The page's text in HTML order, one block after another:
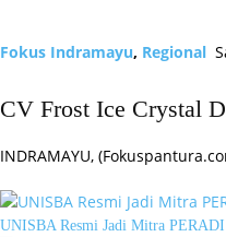
Fokus Indramayu, Regional
CV Frost Ice Crystal
INDRAMAYU,
UNISBA Resmi Jadi Mitra